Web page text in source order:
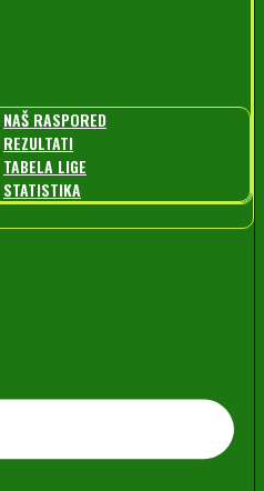
NAŠ RASPORED
REZULTATI
TABELA LIGE
STATISTIKA